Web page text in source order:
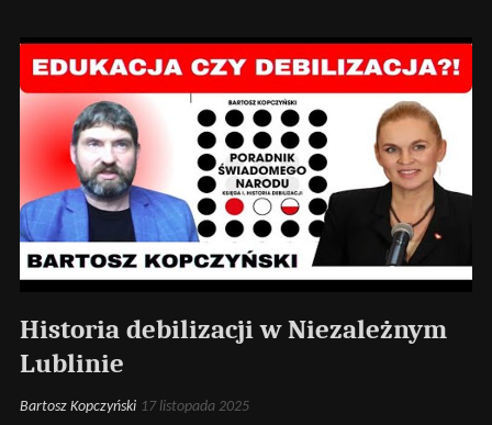
Historia debilizacji w Niezależnym
Lublinie
Bartosz Kopczyński 17 listopada 2025